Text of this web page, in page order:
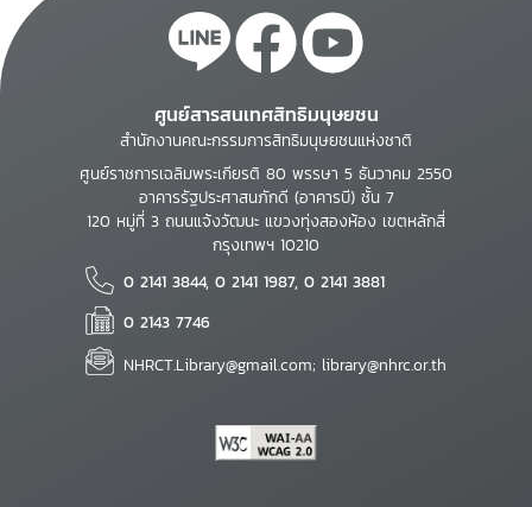
ศูนย์สารสนเทศสิทธิมนุษยชน
สำนักงานคณะกรรมการสิทธิมนุษยชนแห่งชาติ
ศูนย์ราชการเฉลิมพระเกียรติ 80 พรรษา 5 ธันวาคม 2550
อาคารรัฐประศาสนภักดี (อาคารบี) ชั้น 7
120 หมู่ที่ 3 ถนนแจ้งวัฒนะ แขวงทุ่งสองห้อง เขตหลักสี่
กรุงเทพฯ 10210
0 2141 3844, 0 2141 1987, 0 2141 3881
0 2143 7746
NHRCT.Library@gmail.com; library@nhrc.or.th